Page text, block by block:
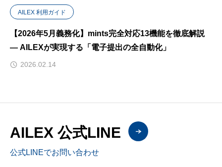
AILEX 利用ガイド
【2026年5月義務化】mints完全対応13機能を徹底解説
— AILEXが実現する「電子提出の全自動化」
2026.02.14
AILEX 公式LINE
公式LINEでお問い合わせ